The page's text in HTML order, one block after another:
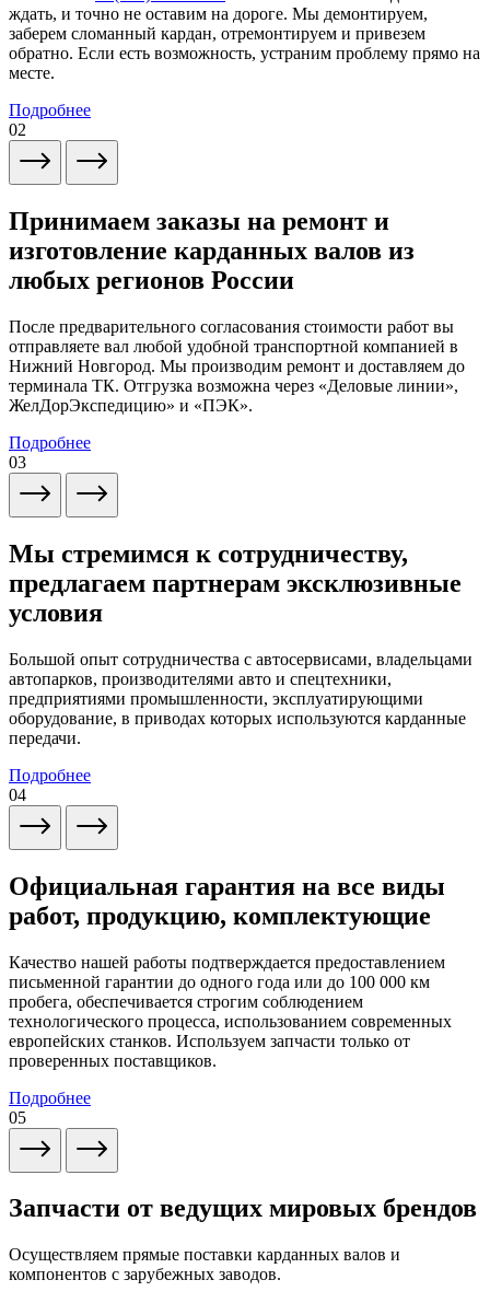
ждать, и точно не оставим на дороге. Мы демонтируем,
заберем сломанный кардан, отремонтируем и привезем
обратно. Если есть возможность, устраним проблему прямо на
месте.
Подробнее
02
Принимаем заказы на ремонт и
изготовление карданных валов из
любых регионов России
После предварительного согласования стоимости работ вы
отправляете вал любой удобной транспортной компанией в
Нижний Новгород. Мы производим ремонт и доставляем до
терминала ТК. Отгрузка возможна через «Деловые линии»,
ЖелДорЭкспедицию» и «ПЭК».
Подробнее
03
Мы стремимся к сотрудничеству,
предлагаем партнерам эксклюзивные
условия
Большой опыт сотрудничества с автосервисами, владельцами
автопарков, производителями авто и спецтехники,
предприятиями промышленности, эксплуатирующими
оборудование, в приводах которых используются карданные
передачи.
Подробнее
04
Официальная гарантия на все виды
работ, продукцию, комплектующие
Качество нашей работы подтверждается предоставлением
письменной гарантии до одного года или до 100 000 км
пробега, обеспечивается строгим соблюдением
технологического процесса, использованием современных
европейских станков. Используем запчасти только от
проверенных поставщиков.
Подробнее
05
Запчасти от ведущих мировых брендов
Осуществляем прямые поставки карданных валов и
компонентов с зарубежных заводов.